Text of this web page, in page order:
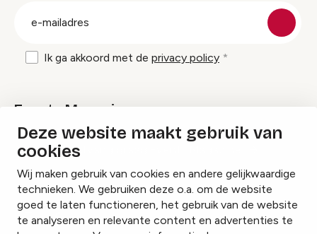
Deze website maakt gebruik van
cookies
Wij maken gebruik van cookies en andere gelijkwaardige
technieken. We gebruiken deze o.a. om de website
goed te laten functioneren, het gebruik van de website
te analyseren en relevante content en advertenties te
Ik ga akkoord met de privacy policy
Events Magazine
Ik ontvang graag Events Magazine
InstagramFacebookLinkedIn